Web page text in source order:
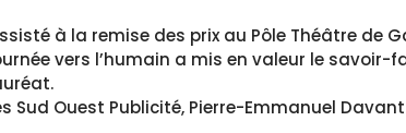
à la remise des prix au Pôle Théâtre de
vers l’humain a mis en valeur le savoir-
Sud Ouest Publicité, Pierre-Emmanuel